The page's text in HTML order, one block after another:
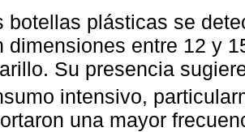
botellas plásticas se
dimensiones entre 12 y
Su presencia
intensivo,
una mayor